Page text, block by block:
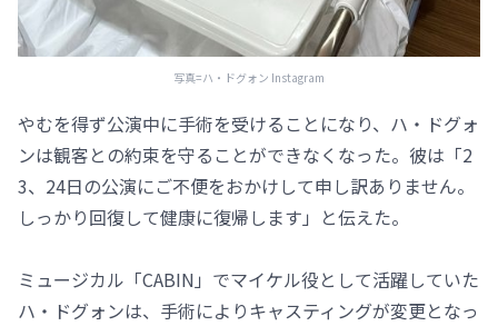
写真=ハ・ドグォン Instagram
やむを得ず公演中に手術を受けることになり、ハ・ドグォ
ンは観客との約束を守ることができなくなった。彼は「2
3、24日の公演にご不便をおかけして申し訳ありません。
しっかり回復して健康に復帰します」と伝えた。
ミュージカル「CABIN」でマイケル役として活躍していた
ハ・ドグォンは、手術によりキャスティングが変更となっ